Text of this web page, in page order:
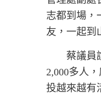
志都到場，
友，一起到
蔡議員說
2,000多人
投越來越有